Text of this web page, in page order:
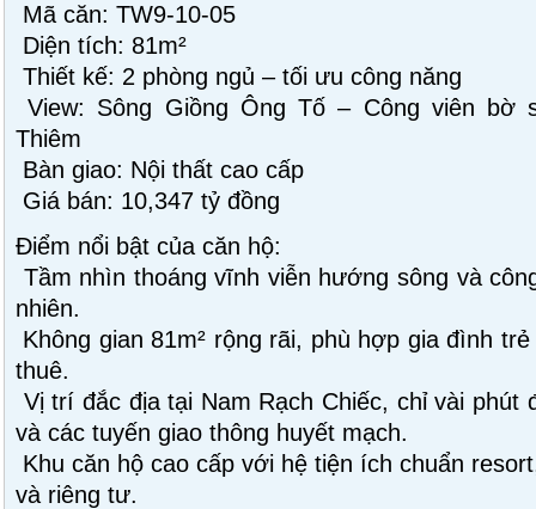
Mã căn: TW9-10-05
Diện tích: 81m²
Thiết kế: 2 phòng ngủ – tối ưu công năng
View: Sông Giồng Ông Tố – Công viên bờ
Thiêm
Bàn giao: Nội thất cao cấp
Giá bán: 10,347 tỷ đồng
Điểm nổi bật của căn hộ:
Tầm nhìn thoáng vĩnh viễn hướng sông và
nhiên.
Không gian 81m² rộng rãi, phù hợp gia đình
thuê.
Vị trí đắc địa tại Nam Rạch Chiếc, chỉ vài phút
và các tuyến giao thông huyết mạch.
Khu căn hộ cao cấp với hệ tiện ích chuẩn
và riêng tư.